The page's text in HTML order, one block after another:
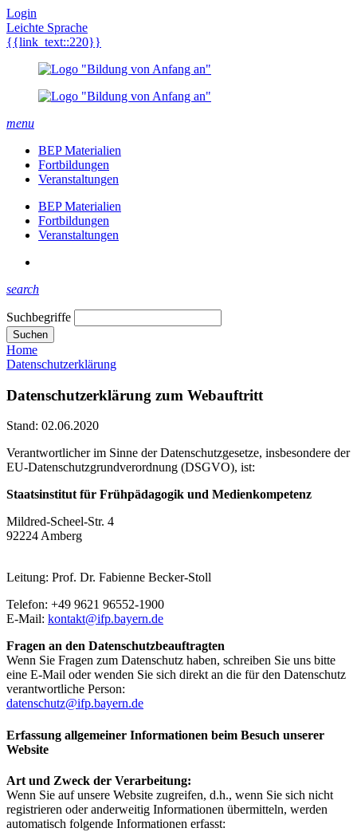
Login
Leichte Sprache
{{link_text::220}}
menu
BEP Materialien
Fortbildungen
Veranstaltungen
BEP Materialien
Fortbildungen
Veranstaltungen
search
Suchbegriffe
Suchen
Home
Datenschutz­erklärung
Datenschutzerklärung zum Webauftritt
Stand: 02.06.2020
Verantwortlicher im Sinne der Datenschutzgesetze, insbesondere der
EU-Datenschutzgrundverordnung (DSGVO), ist:
Staatsinstitut für Frühpädagogik und Medienkompetenz
Mildred-Scheel-Str. 4
92224 Amberg
Leitung: Prof. Dr. Fabienne Becker-Stoll
Telefon: +49 9621 96552-1900
E-Mail: kontakt@ifp.bayern.de
Fragen an den Datenschutzbeauftragten
Wenn Sie Fragen zum Datenschutz haben, schreiben Sie uns bitte
eine E-Mail oder wenden Sie sich direkt an die für den Datenschutz
verantwortliche Person:
datenschutz@ifp.bayern.de
Erfassung allgemeiner Informationen beim Besuch unserer
Website
Art und Zweck der Verarbeitung:
Wenn Sie auf unsere Website zugreifen, d.h., wenn Sie sich nicht
registrieren oder anderweitig Informationen übermitteln, werden
automatisch folgende Informationen erfasst: